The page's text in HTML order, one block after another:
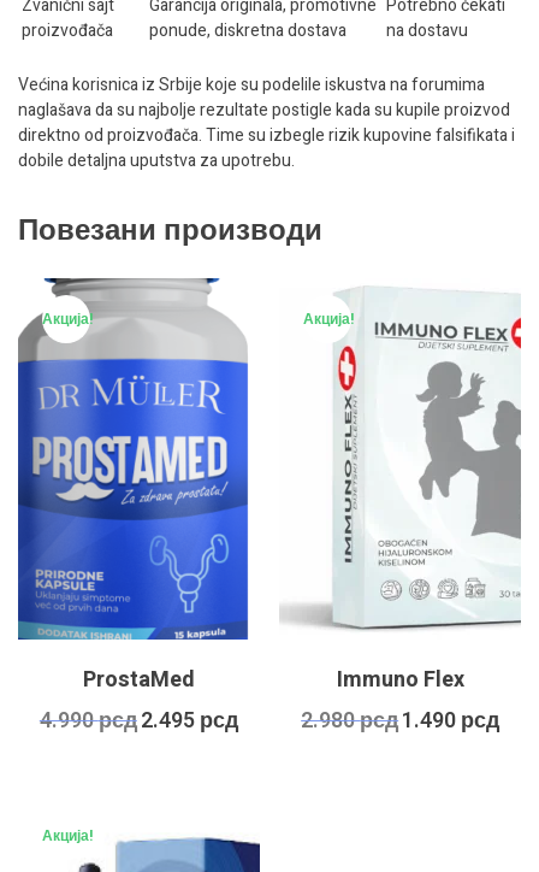
proizvođača
ponude, diskretna dostava
na dostavu
Većina korisnica iz Srbije koje su podelile iskustva na forumima
naglašava da su najbolje rezultate postigle kada su kupile proizvod
direktno od proizvođača. Time su izbegle rizik kupovine falsifikata i
dobile detaljna uputstva za upotrebu.
Повезани производи
Акција!
ProstaMed
4.990рсд Оригинална
2.495рсдТренутна
цена
Акција!
Immuno Flex
2.980рсд Оригинална
1.490рсдцена
Акција!